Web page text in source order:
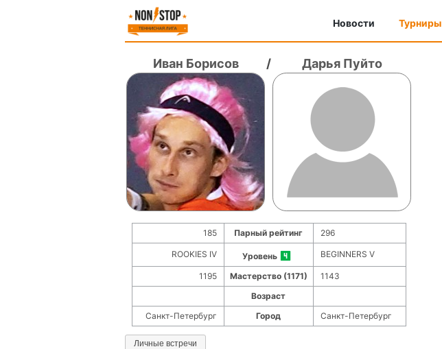
Новости Турниры
Иван Борисов / Дарья Пуйто
185 Парный рейтинг 296
ROOKIES IV Уровень BEGINNERS V
1195 Мастерство (1171)
1143
Возраст
Санкт-Петербург
Город Санкт-Петербург
Личные встречи